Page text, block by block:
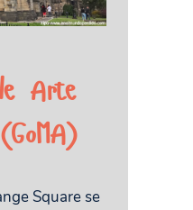
Arte
Square se